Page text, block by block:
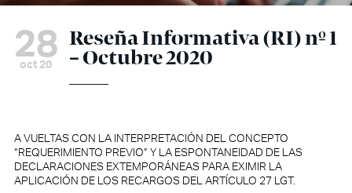
28
oct 20
Reseña Informativa (RI) nº 1
– Octubre 2020
A VUELTAS CON LA INTERPRETACIÓN DEL CONCEPTO
“REQUERIMIENTO PREVIO” Y LA ESPONTANEIDAD DE LAS
DECLARACIONES EXTEMPORÁNEAS PARA EXIMIR LA
APLICACIÓN DE LOS RECARGOS DEL ARTÍCULO 27 LGT.